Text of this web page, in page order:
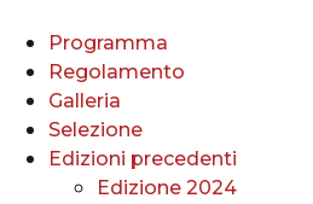
contenuto
Programma
Regolamento
Galleria
Selezione
Edizioni precedenti
Edizione 2024